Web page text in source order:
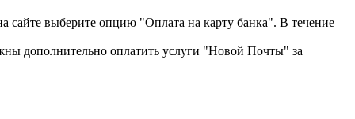
сайте выберите опцию "Оплата на карту банка". В течение
дополнительно оплатить услуги "Новой Почты" за